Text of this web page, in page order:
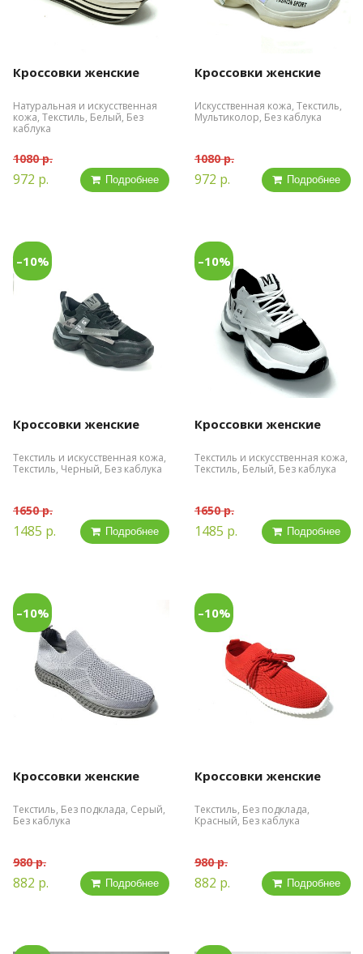
Кроссовки женские
Натуральная и искусственная
кожа, Текстиль, Белый, Без
каблука
1080 р.
972 р. Подробнее
Кроссовки женские
Искусственная кожа, Текстиль,
Мультиколор, Без каблука
1080 р.
972 р. Подробнее
–10%
Кроссовки женские
Текстиль и искусственная кожа,
Текстиль, Черный, Без каблука
1650 р.
1485 р. Подробнее
–10%
Кроссовки женские
Текстиль и искусственная кожа,
Текстиль, Белый, Без каблука
1650 р.
1485 р. Подробнее
–10%
Кроссовки женские
Текстиль, Без подклада, Серый,
Без каблука
980 р.
882 р. Подробнее
–10%
Кроссовки женские
Текстиль, Без подклада,
Красный, Без каблука
980 р.
882 р. Подробнее